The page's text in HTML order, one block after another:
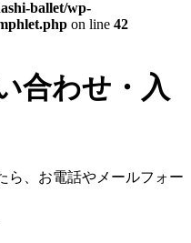
ballet/wp-
on line 42
合わせ・入
ら、お電話やメールフォー